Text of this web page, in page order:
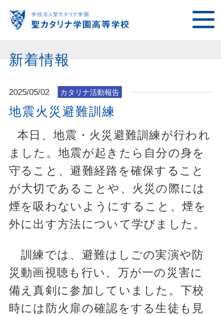
新着情報
2025/05/02 カタリナ活動報告
地震火災避難訓練
本日、地震・火災避難訓練が行われ
ました。地震が起きたら自分の身を
守ること、避難経路を確保すること
が大切であることや、火災の際には
煙を吸わないようにすること、煙を
外に出す方法について学びました。
訓練では、避難はしごの実演や防
災動画視聴も行い、万が一の災害に
備え真剣に参加していました。下校
時には防火扉の確認をする生徒も見